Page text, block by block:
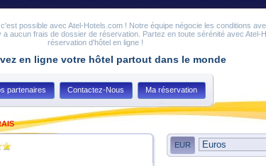
possible avec Atel-Hotels.com ! Notre équipe négocie les conditions
aucun frais de dossier de réservation. Partez en toute sérénité avec Atel-
réservation d'hôtel en ligne !
en ligne votre hôtel partout dans le monde
partenaires Contactez-Nous Ma réservation
EUR